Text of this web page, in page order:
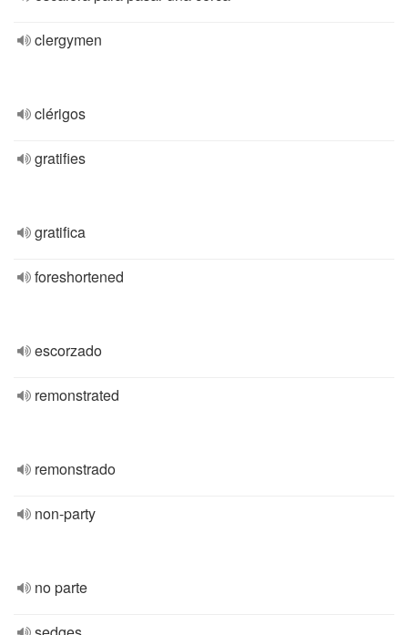
clergymen
clérigos
gratifies
gratifica
foreshortened
escorzado
remonstrated
remonstrado
non-party
no parte